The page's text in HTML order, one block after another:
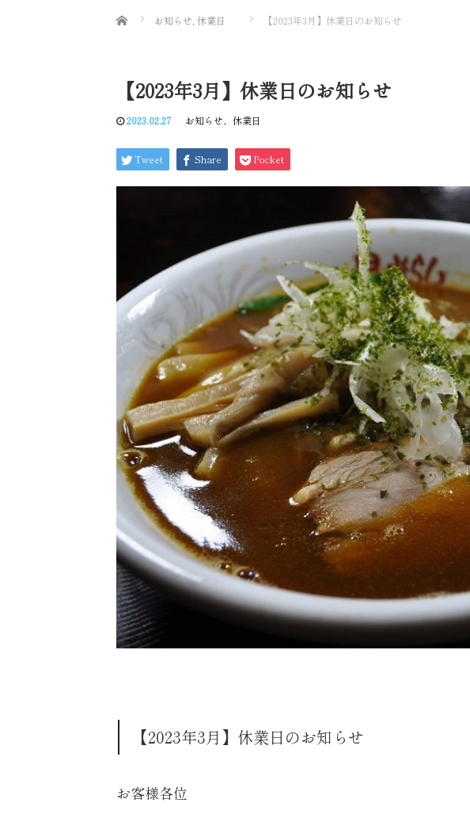
Home お知らせ 休業日 【2023年3月】休業日のお知らせ
【2023年3月】休業日のお知らせ
2023.02.27 お知らせ、 休業日
Tweet Share Pocket
【2023年3月】休業日のお知らせ
お客様各位